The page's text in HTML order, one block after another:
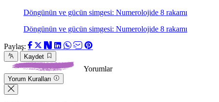
Döngünün ve gücün simgesi: Numerolojide 8 rakamı
Döngünün ve gücün simgesi: Numerolojide 8 rakamı
Paylaş:
Kaydet
Yorumlar
Yorum Kuralları